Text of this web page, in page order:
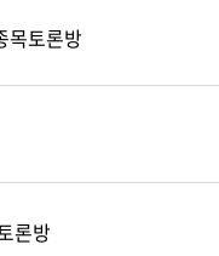
목토론방
론방